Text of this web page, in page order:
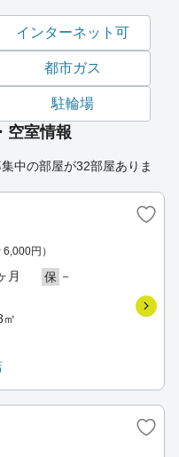
インターネット可
都市ガス
駐輪場
空室情報
中の部屋が32部屋ありま
6,000円）
月 保 －